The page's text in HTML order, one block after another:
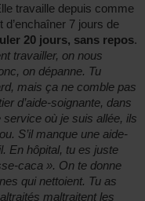
travaille depuis comme
7 jours de
20 jours, sans repos.
travailler, on nous
on dépanne. Tu
mais ça ne comble pas
d’aide-soignante, dans
où je suis allée, ils
S’il manque une aide-
En hôpital, tu es juste
caca ». On te donne
qui nettoient. Tu as
maltraitent les